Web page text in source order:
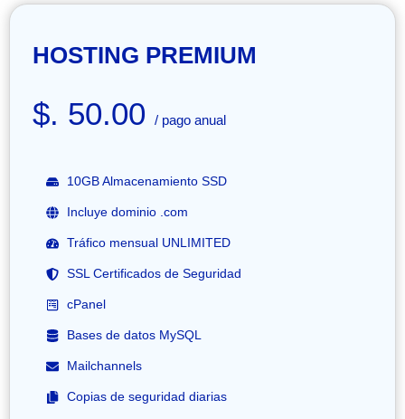
HOSTING PREMIUM
$. 50.00 / pago anual
10GB Almacenamiento SSD
Incluye dominio .com
Tráfico mensual UNLIMITED
SSL Certificados de Seguridad
cPanel
Bases de datos MySQL
Mailchannels
Copias de seguridad diarias